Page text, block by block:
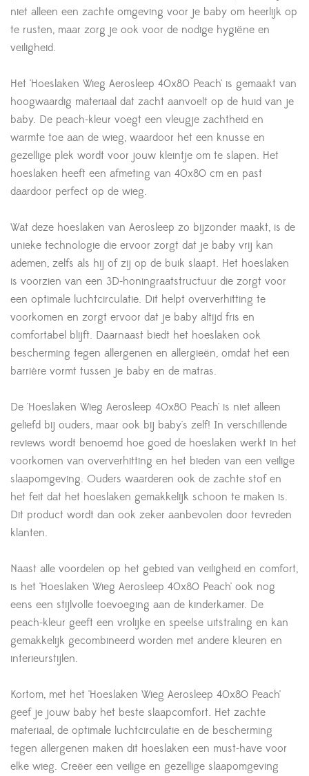
niet alleen een zachte omgeving voor je baby om heerlijk op
te rusten, maar zorg je ook voor de nodige hygiëne en
veiligheid.
Het 'Hoeslaken Wieg Aerosleep 40x80 Peach' is gemaakt van
hoogwaardig materiaal dat zacht aanvoelt op de huid van je
baby. De peach-kleur voegt een vleugje zachtheid en
warmte toe aan de wieg, waardoor het een knusse en
gezellige plek wordt voor jouw kleintje om te slapen. Het
hoeslaken heeft een afmeting van 40x80 cm en past
daardoor perfect op de wieg.
Wat deze hoeslaken van Aerosleep zo bijzonder maakt, is de
unieke technologie die ervoor zorgt dat je baby vrij kan
ademen, zelfs als hij of zij op de buik slaapt. Het hoeslaken
is voorzien van een 3D-honingraatstructuur die zorgt voor
een optimale luchtcirculatie. Dit helpt oververhitting te
voorkomen en zorgt ervoor dat je baby altijd fris en
comfortabel blijft. Daarnaast biedt het hoeslaken ook
bescherming tegen allergenen en allergieën, omdat het een
barrière vormt tussen je baby en de matras.
De 'Hoeslaken Wieg Aerosleep 40x80 Peach' is niet alleen
geliefd bij ouders, maar ook bij baby's zelf! In verschillende
reviews wordt benoemd hoe goed de hoeslaken werkt in het
voorkomen van oververhitting en het bieden van een veilige
slaapomgeving. Ouders waarderen ook de zachte stof en
het feit dat het hoeslaken gemakkelijk schoon te maken is.
Dit product wordt dan ook zeker aanbevolen door tevreden
klanten.
Naast alle voordelen op het gebied van veiligheid en comfort,
is het 'Hoeslaken Wieg Aerosleep 40x80 Peach' ook nog
eens een stijlvolle toevoeging aan de kinderkamer. De
peach-kleur geeft een vrolijke en speelse uitstraling en kan
gemakkelijk gecombineerd worden met andere kleuren en
interieurstijlen.
Kortom, met het 'Hoeslaken Wieg Aerosleep 40x80 Peach'
geef je jouw baby het beste slaapcomfort. Het zachte
materiaal, de optimale luchtcirculatie en de bescherming
tegen allergenen maken dit hoeslaken een must-have voor
elke wieg. Creëer een veilige en gezellige slaapomgeving